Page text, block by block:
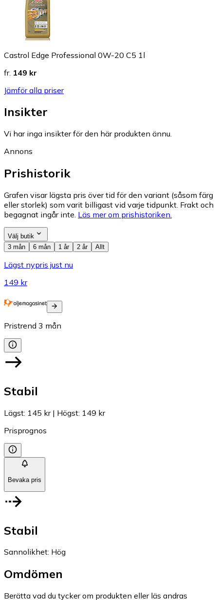
Castrol Edge Professional 0W-20 C5 1l
fr. 149 kr
Jämför alla priser
Insikter
Vi har inga insikter för den här produkten ännu.
Annons
Prishistorik
Grafen visar lägsta pris över tid för den variant (såsom färg
eller storlek) som varit billigast vid varje tidpunkt. Frakt och
begagnat ingår inte. Läs mer om prishistoriken.
Välj butik
3 mån
6 mån 1 år 2 år Allt
Lägst nypris just nu
149 kr
Pristrend 3 mån
Stabil
Lägst: 145 kr| Högst: 149 kr
Prisprognos
Bevaka pris
Stabil
Sannolikhet: Hög
Omdömen
Berätta vad du tycker om produkten eller läs andras